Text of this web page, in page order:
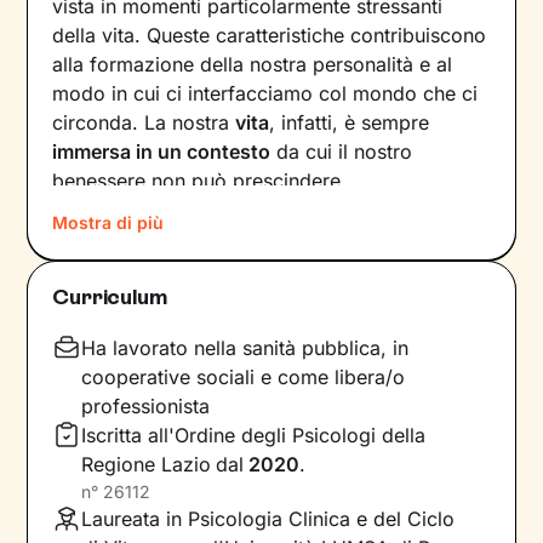
vista in momenti particolarmente stressanti
della vita. Queste caratteristiche contribuiscono
alla formazione della nostra personalità e al
modo in cui ci interfacciamo col mondo che ci
circonda. La nostravita, infatti, è sempre
immersa in un contesto da cui il nostro
benessere non può prescindere.
Basta che uno dei fattori in gioco – dalle
emozioni ai pensieri, dalle relazioni alla salute –
vacilli, ed ecco che la nostra serenità ne
interiori che ci caratterizzano diventa allora
fondamentale peraffrontare al meglio le
situazioniche ci capitano e per
obiettividi crescita personale.
Il percorso che faremo insieme prenderà in
considerazione tutti gli aspetti di te, dalla tua
Mostra di più
Curriculum
Ha lavorato nella sanità pubblica, in
cooperative sociali e come libera/o
professionista
Iscritta all'Ordine degli Psicologi della
Regione Lazio dal 2020.
n° 26112
Laureata in Psicologia Clinica e del Ciclo